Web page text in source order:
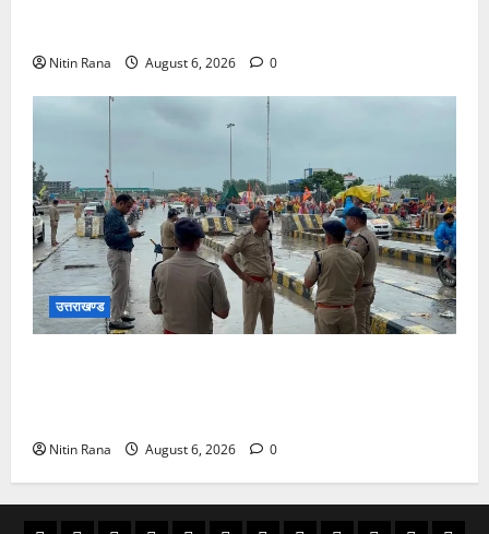
Nitin Rana August 6, 2026 0
उत्तराखण्ड
Nitin Rana August 6, 2026 0